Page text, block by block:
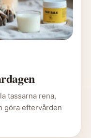
tassarna rena,
göra eftervården